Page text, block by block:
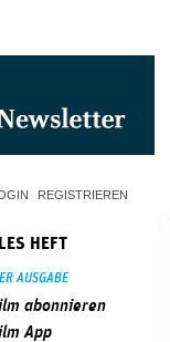
REGISTRIEREN
HEFT
AUSGABE
abonnieren
App